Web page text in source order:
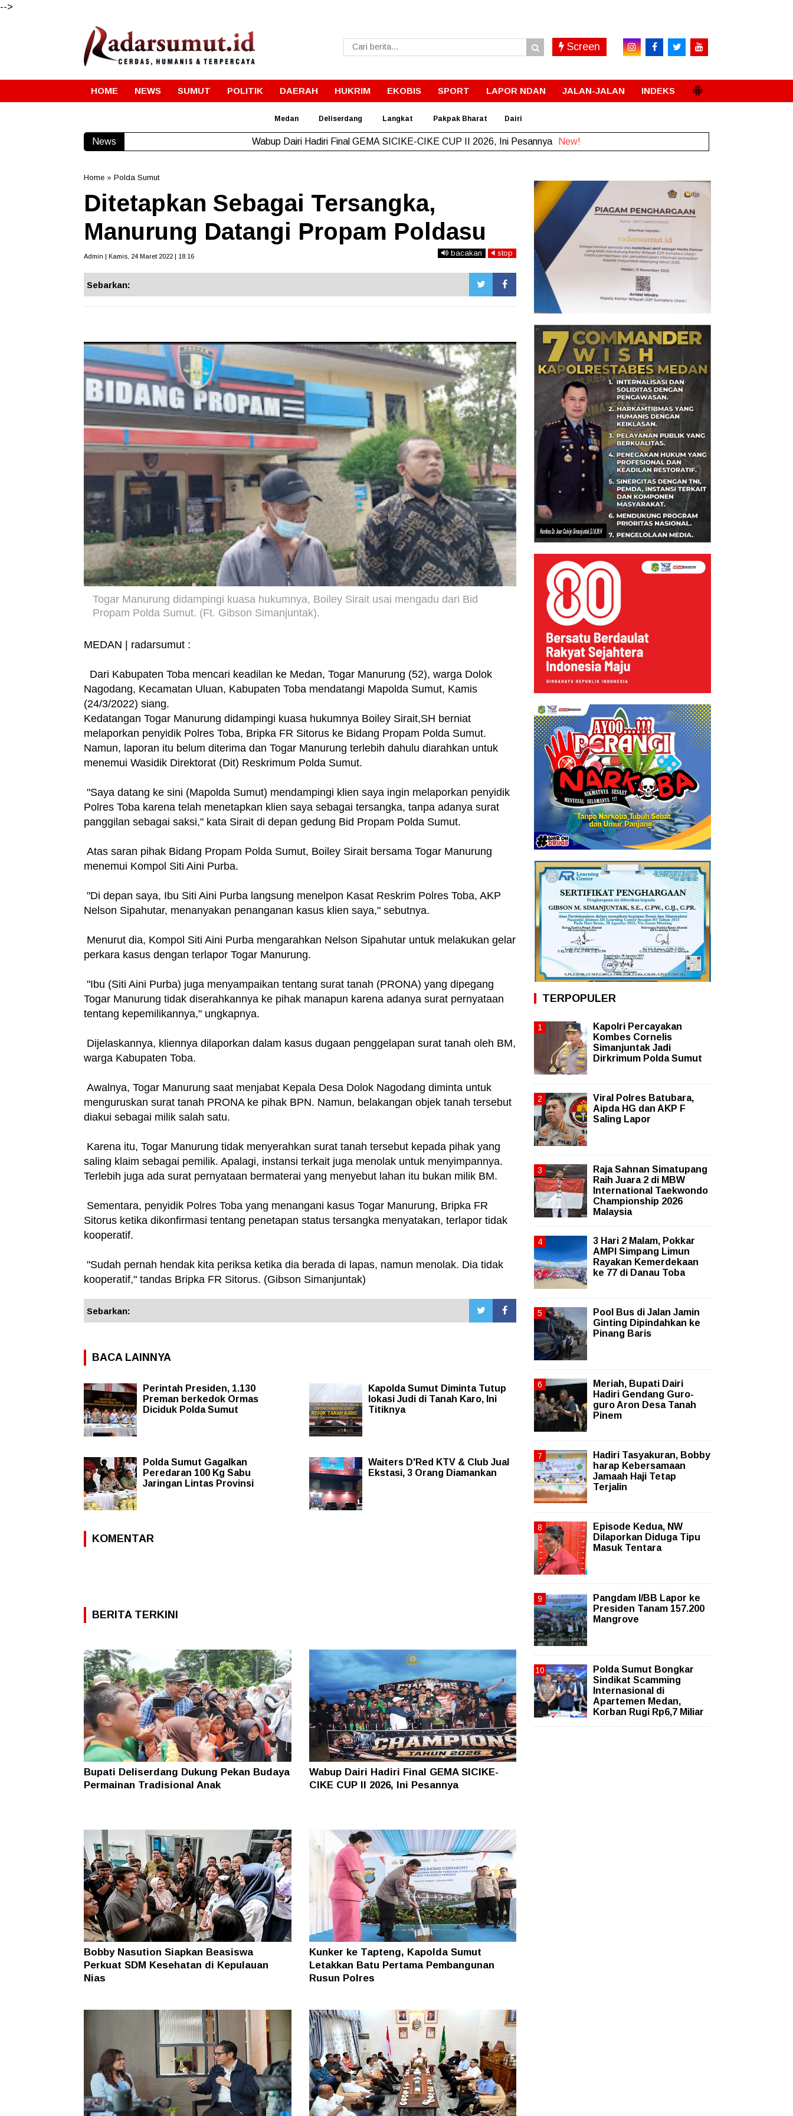
-->
Screen
HOME NEWS SUMUT POLITIK DAERAH HUKRIM EKOBIS SPORT LAPOR NDAN JALAN-JALAN INDEKS
Medan Deliserdang Langkat Pakpak Bharat Dairi
News Wabup Dairi Hadiri Final GEMA SICIKE-CIKE CUP II 2026, Ini Pesannya New!
Home » Polda Sumut
Ditetapkan Sebagai Tersangka,
Manurung Datangi Propam Poldasu
Admin | Kamis, 24 Maret 2022 | 18.16 bacakan stop
Sebarkan:
Togar Manurung didampingi kuasa hukumnya, Boiley Sirait usai mengadu dari Bid
Propam Polda Sumut. (Ft. Gibson Simanjuntak).
MEDAN | radarsumut :
Dari Kabupaten Toba mencari keadilan ke Medan, Togar Manurung (52), warga Dolok
Nagodang, Kecamatan Uluan, Kabupaten Toba mendatangi Mapolda Sumut, Kamis
(24/3/2022) siang.
Kedatangan Togar Manurung didampingi kuasa hukumnya Boiley Sirait,SH berniat
melaporkan penyidik Polres Toba, Bripka FR Sitorus ke Bidang Propam Polda Sumut.
Namun, laporan itu belum diterima dan Togar Manurung terlebih dahulu diarahkan untuk
menemui Wasidik Direktorat (Dit) Reskrimum Polda Sumut.
"Saya datang ke sini (Mapolda Sumut) mendampingi klien saya ingin melaporkan penyidik
Polres Toba karena telah menetapkan klien saya sebagai tersangka, tanpa adanya surat
panggilan sebagai saksi," kata Sirait di depan gedung Bid Propam Polda Sumut.
Atas saran pihak Bidang Propam Polda Sumut, Boiley Sirait bersama Togar Manurung
menemui Kompol Siti Aini Purba.
"Di depan saya, Ibu Siti Aini Purba langsung menelpon Kasat Reskrim Polres Toba, AKP
Nelson Sipahutar, menanyakan penanganan kasus klien saya," sebutnya.
Menurut dia, Kompol Siti Aini Purba mengarahkan Nelson Sipahutar untuk melakukan gelar
perkara kasus dengan terlapor Togar Manurung.
"Ibu (Siti Aini Purba) juga menyampaikan tentang surat tanah (PRONA) yang dipegang
Togar Manurung tidak diserahkannya ke pihak manapun karena adanya surat pernyataan
tentang kepemilikannya," ungkapnya.
Dijelaskannya, kliennya dilaporkan dalam kasus dugaan penggelapan surat tanah oleh BM,
warga Kabupaten Toba.
Awalnya, Togar Manurung saat menjabat Kepala Desa Dolok Nagodang diminta untuk
menguruskan surat tanah PRONA ke pihak BPN. Namun, belakangan objek tanah tersebut
diakui sebagai milik salah satu.
Karena itu, Togar Manurung tidak menyerahkan surat tanah tersebut kepada pihak yang
saling klaim sebagai pemilik. Apalagi, instansi terkait juga menolak untuk menyimpannya.
Terlebih juga ada surat pernyataan bermaterai yang menyebut lahan itu bukan milik BM.
Sementara, penyidik Polres Toba yang menangani kasus Togar Manurung, Bripka FR
Sitorus ketika dikonfirmasi tentang penetapan status tersangka menyatakan, terlapor tidak
kooperatif.
"Sudah pernah hendak kita periksa ketika dia berada di lapas, namun menolak. Dia tidak
kooperatif," tandas Bripka FR Sitorus. (Gibson Simanjuntak)
Sebarkan:
BACA LAINNYA
Perintah Presiden, 1.130
Preman berkedok Ormas
Diciduk Polda Sumut
Kapolda Sumut Diminta Tutup
lokasi Judi di Tanah Karo, Ini
Titiknya
Polda Sumut Gagalkan
Peredaran 100 Kg Sabu
Jaringan Lintas Provinsi
Waiters D'Red KTV & Club Jual
Ekstasi, 3 Orang Diamankan
KOMENTAR
BERITA TERKINI
Bupati Deliserdang Dukung Pekan Budaya
Permainan Tradisional Anak
Wabup Dairi Hadiri Final GEMA SICIKE-
CIKE CUP II 2026, Ini Pesannya
Bobby Nasution Siapkan Beasiswa
Perkuat SDM Kesehatan di Kepulauan
Nias
Kunker ke Tapteng, Kapolda Sumut
Letakkan Batu Pertama Pembangunan
Rusun Polres
TERPOPULER
Kapolri Percayakan
Kombes Cornelis
Simanjuntak Jadi
Dirkrimum Polda Sumut
Viral Polres Batubara,
Aipda HG dan AKP F
Saling Lapor
Raja Sahnan Simatupang
Raih Juara 2 di MBW
International Taekwondo
Championship 2026
Malaysia
3 Hari 2 Malam, Pokkar
AMPI Simpang Limun
Rayakan Kemerdekaan
ke 77 di Danau Toba
Pool Bus di Jalan Jamin
Ginting Dipindahkan ke
Pinang Baris
Meriah, Bupati Dairi
Hadiri Gendang Guro-
guro Aron Desa Tanah
Pinem
Hadiri Tasyakuran, Bobby
harap Kebersamaan
Jamaah Haji Tetap
Terjalin
Episode Kedua, NW
Dilaporkan Diduga Tipu
Masuk Tentara
Pangdam I/BB Lapor ke
Presiden Tanam 157.200
Mangrove
Polda Sumut Bongkar
Sindikat Scamming
Internasional di
Apartemen Medan,
Korban Rugi Rp6,7 Miliar